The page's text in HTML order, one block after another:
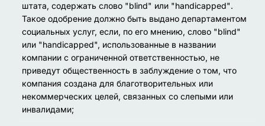
штата, содержать слово "blind" или "handicapped".
Такое одобрение должно быть выдано департаментом
социальных услуг, если, по его мнению, слово "blind"
или "handicapped", использованные в названии
компании с ограниченной ответственностью, не
приведут общественность в заблуждение о том, что
компания создана для благотворительных или
некоммерческих целей, связанных со слепыми или
инвалидами;